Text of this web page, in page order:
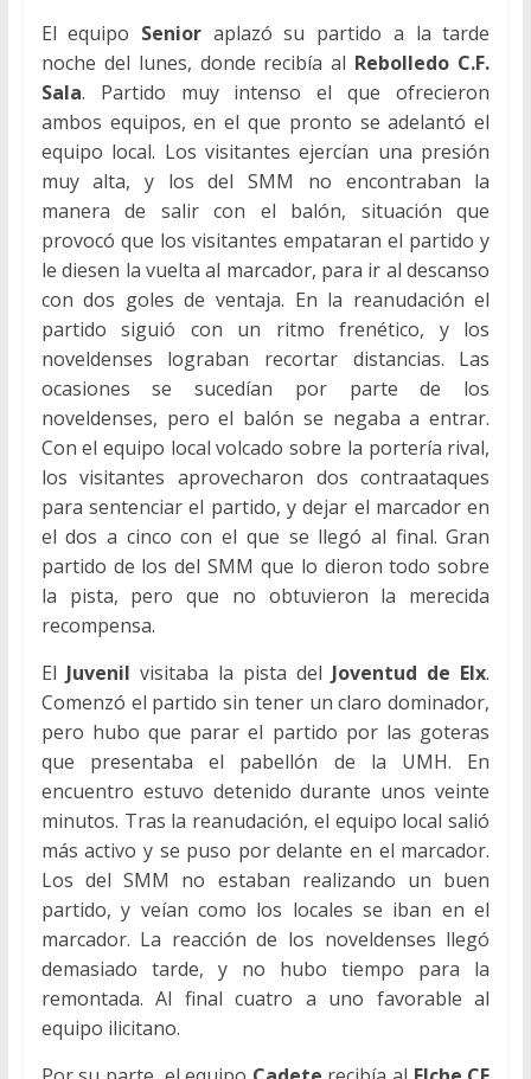
El equipo Senior aplazó su partido a la tarde
noche del lunes, donde recibía al Rebolledo C.F.
Sala. Partido muy intenso el que ofrecieron
ambos equipos, en el que pronto se adelantó el
equipo local. Los visitantes ejercían una presión
muy alta, y los del SMM no encontraban la
manera de salir con el balón, situación que
provocó que los visitantes empataran el partido y
le diesen la vuelta al marcador, para ir al descanso
con dos goles de ventaja. En la reanudación el
partido siguió con un ritmo frenético, y los
noveldenses lograban recortar distancias. Las
ocasiones se sucedían por parte de los
noveldenses, pero el balón se negaba a entrar.
Con el equipo local volcado sobre la portería rival,
los visitantes aprovecharon dos contraataques
para sentenciar el partido, y dejar el marcador en
el dos a cinco con el que se llegó al final. Gran
partido de los del SMM que lo dieron todo sobre
la pista, pero que no obtuvieron la merecida
recompensa.
El Juvenil visitaba la pista del Joventud de Elx.
Comenzó el partido sin tener un claro dominador,
pero hubo que parar el partido por las goteras
que presentaba el pabellón de la UMH. En
encuentro estuvo detenido durante unos veinte
minutos. Tras la reanudación, el equipo local salió
más activo y se puso por delante en el marcador.
Los del SMM no estaban realizando un buen
partido, y veían como los locales se iban en el
marcador. La reacción de los noveldenses llegó
demasiado tarde, y no hubo tiempo para la
remontada. Al final cuatro a uno favorable al
equipo ilicitano.